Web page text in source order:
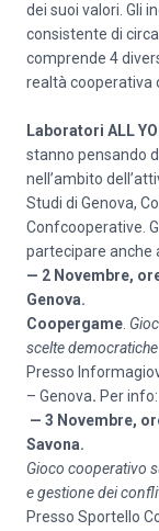
dei suoi valori. Gli
consistente di
comprende 4
realtà cooperativa
Laboratori ALL
stanno pensando
nell’ambito
Studi di Genova,
Confcooperative.
partecipare anche
— 2 Novembre,
Genova.
Coopergame
scelte
Presso
– Genova. Per
— 3 Novembre,
Savona.
Gioco cooperativo
e gestione dei
Presso Sportello